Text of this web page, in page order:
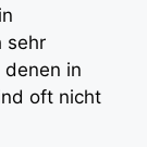
sehr
denen in
oft nicht